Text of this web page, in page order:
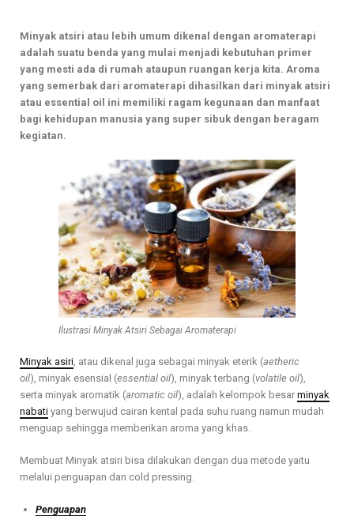
Minyak atsiri atau lebih umum dikenal dengan aromaterapi
adalah suatu benda yang mulai menjadi kebutuhan primer
yang mesti ada di rumah ataupun ruangan kerja kita. Aroma
yang semerbak dari aromaterapi dihasilkan dari minyak atsiri
atau essential oil ini memiliki ragam kegunaan dan manfaat
bagi kehidupan manusia yang super sibuk dengan beragam
kegiatan.
Ilustrasi Minyak Atsiri Sebagai Aromaterapi
Minyak asiri, atau dikenal juga sebagai minyak eterik (aetheric
oil), minyak esensial (essential oil), minyak terbang (volatile oil),
serta minyak aromatik (aromatic oil), adalah kelompok besar minyak
nabati yang berwujud cairan kental pada suhu ruang namun mudah
menguap sehingga memberikan aroma yang khas.
Membuat Minyak atsiri bisa dilakukan dengan dua metode yaitu
melalui penguapan dan cold pressing.
Penguapan